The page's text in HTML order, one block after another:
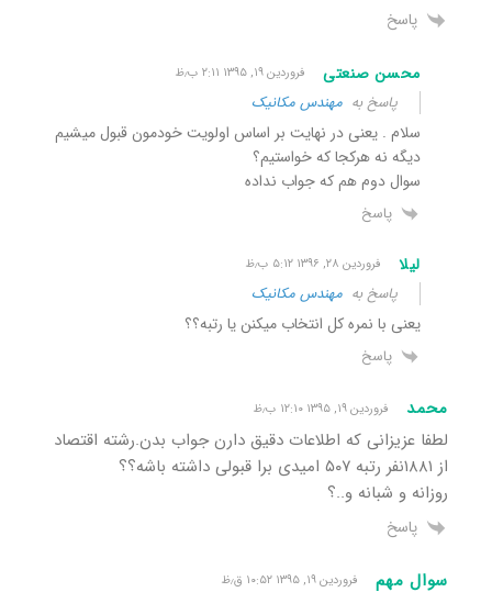
پاسخ
محسن صنعتی فروردین ۱۹, ۱۳۹۵ ۲:۱۱ ب٫ظ
پاسخ به مهندس مکانیک
سلام . یعنی در نهایت بر اساس اولویت خودمون قبول میشیم
دیگه نه هرکجا که خواستیم؟
سوال دوم هم که جواب نداده
پاسخ
لیلا فروردین ۲۸, ۱۳۹۶ ۵:۱۲ ب٫ظ
پاسخ به مهندس مکانیک
یعنی با نمره کل انتخاب میکنن یا رتبه؟؟
پاسخ
محمد فروردین ۱۹, ۱۳۹۵ ۱۲:۱۰ ب٫ظ
لطفا عزیزانی که اطلاعات دقیق دارن جواب بدن.رشته اقتصاد
از ۱۸۸۱نفر رتبه ۵۰۷ امیدی برا قبولی داشته باشه؟؟
روزانه و شبانه و..؟
پاسخ
سوال مهم فروردین ۱۹, ۱۳۹۵ ۱۰:۵۲ ق٫ظ